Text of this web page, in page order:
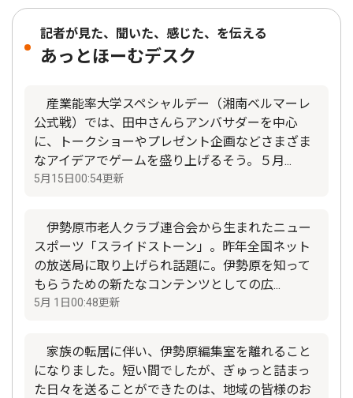
記者が見た、聞いた、感じた、を伝える
あっとほーむデスク
産業能率大学スペシャルデー（湘南ベルマーレ
公式戦）では、田中さんらアンバサダーを中心
に、トークショーやプレゼント企画などさまざま
なアイデアでゲームを盛り上げるそう。５月...
5月15日00:54更新
伊勢原市老人クラブ連合会から生まれたニュー
スポーツ「スライドストーン」。昨年全国ネット
の放送局に取り上げられ話題に。伊勢原を知って
もらうための新たなコンテンツとしての広...
5月 1日00:48更新
家族の転居に伴い、伊勢原編集室を離れること
になりました。短い間でしたが、ぎゅっと詰まっ
た日々を送ることができたのは、地域の皆様のお